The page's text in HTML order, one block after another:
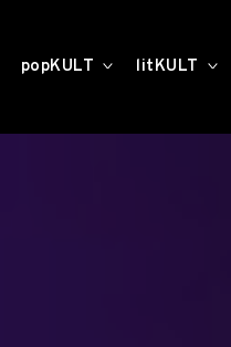
toggle
child
popKULT toggle
child
litKULT